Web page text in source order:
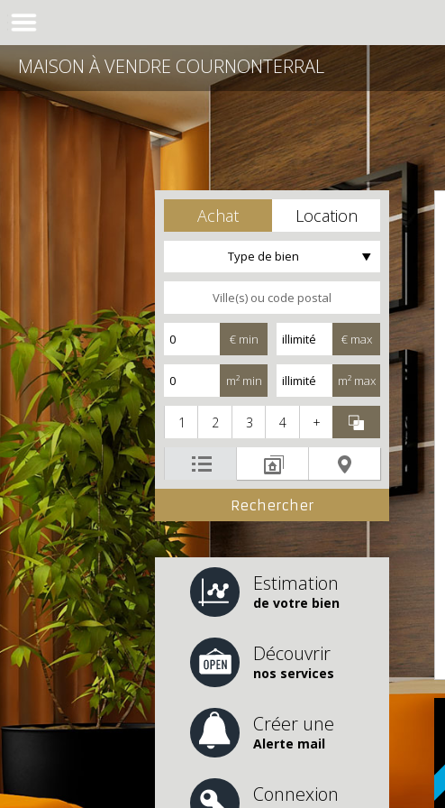
MAISON À VENDRE COURNONTERRAL
Achat Location
Type de bien
€ min € max
m² min m² max
1 2 3 4 +
Estimation
de votre bien
Découvrir
nos services
Créer une
Alerte mail
Connexion